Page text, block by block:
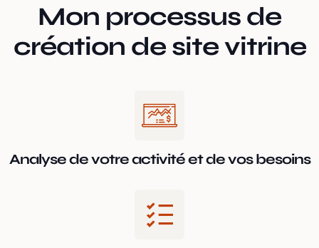
Mon processus de
création de site vitrine
Analyse de votre activité et de vos besoins